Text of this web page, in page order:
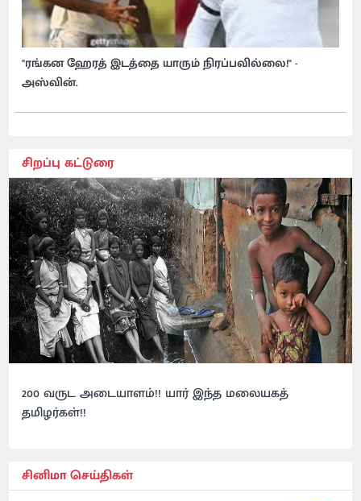
"ரங்கன ஹேரத் இடத்தை யாரும் நிரப்பவில்லை!" -
அஸ்வின்.
சிறப்பு கட்டுரை
200 வருட அடையாளம்!! யார் இந்த மலையகத்
தமிழர்கள்!!
சினிமா செய்திகள்